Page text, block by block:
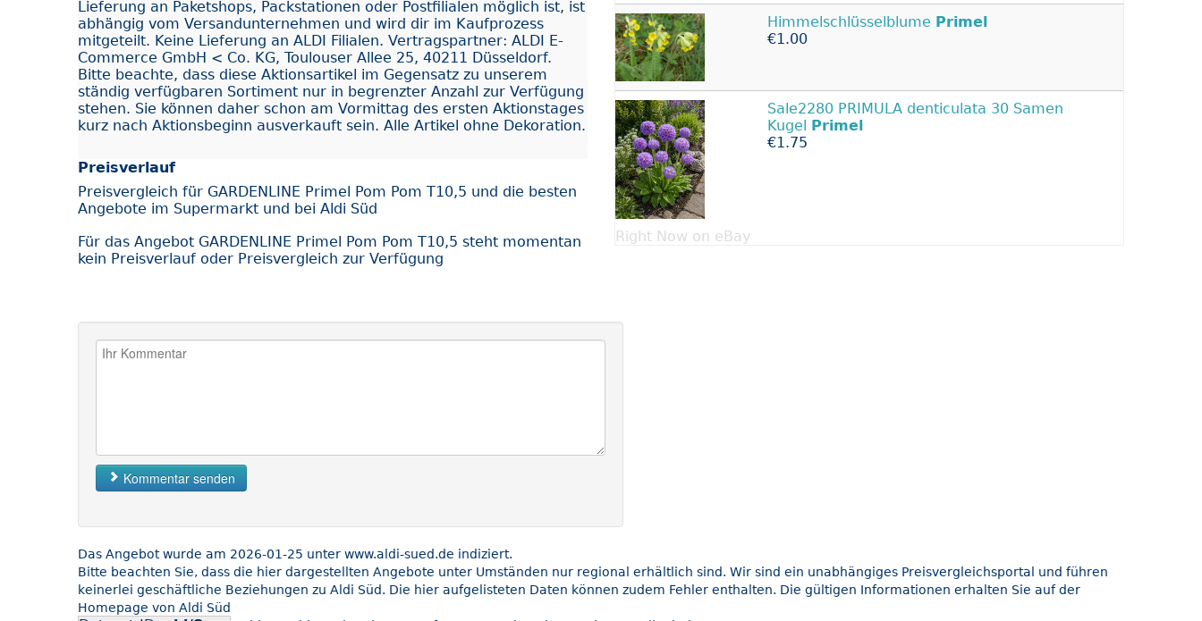
Lieferung an Paketshops, Packstationen oder Postfilialen möglich ist, ist
abhängig vom Versandunternehmen und wird dir im Kaufprozess
mitgeteilt. Keine Lieferung an ALDI Filialen. Vertragspartner: ALDI E-
Commerce GmbH < Co. KG, Toulouser Allee 25, 40211 Düsseldorf.
Bitte beachte, dass diese Aktionsartikel im Gegensatz zu unserem
ständig verfügbaren Sortiment nur in begrenzter Anzahl zur Verfügung
stehen. Sie können daher schon am Vormittag des ersten Aktionstages
kurz nach Aktionsbeginn ausverkauft sein. Alle Artikel ohne Dekoration.
Preisverlauf
Preisvergleich für GARDENLINE Primel Pom Pom T10,5 und die besten
Angebote im Supermarkt und bei Aldi Süd
Für das Angebot GARDENLINE Primel Pom Pom T10,5 steht momentan
kein Preisverlauf oder Preisvergleich zur Verfügung
Himmelschlüsselblume Primel
€1.00
Sale2280 PRIMULA denticulata 30 Samen
Kugel Primel
€1.75
Right Now on eBay
Kommentar senden
Das Angebot wurde am 2026-01-25 unter www.aldi-sued.de indiziert.
Bitte beachten Sie, dass die hier dargestellten Angebote unter Umständen nur regional erhältlich sind. Wir sind ein unabhängiges Preisvergleichsportal und führen
keinerlei geschäftliche Beziehungen zu Aldi Süd. Die hier aufgelisteten Daten können zudem Fehler enthalten. Die gültigen Informationen erhalten Sie auf der
Homepage von Aldi Süd